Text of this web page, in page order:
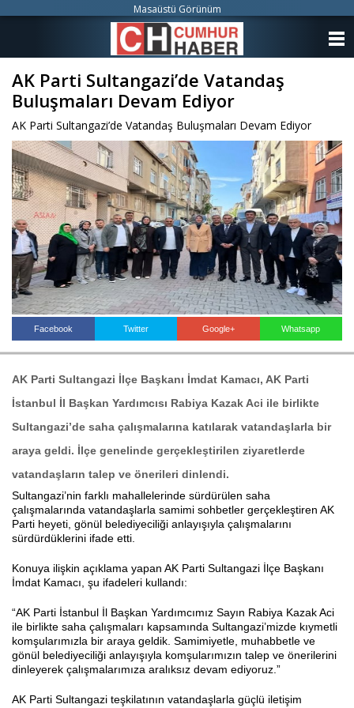
AK Parti Sultangazi’de Vatandaş
Buluşmaları Devam Ediyor
AK Parti Sultangazi’de Vatandaş Buluşmaları Devam Ediyor
Facebook Twitter Google+ Whatsapp
AK Parti Sultangazi İlçe Başkanı İmdat Kamacı, AK Parti
İstanbul İl Başkan Yardımcısı Rabiya Kazak Aci ile birlikte
Sultangazi’de saha çalışmalarına katılarak vatandaşlarla bir
araya geldi. İlçe genelinde gerçekleştirilen ziyaretlerde
vatandaşların talep ve önerileri dinlendi.
Sultangazi’nin farklı mahallelerinde sürdürülen saha
çalışmalarında vatandaşlarla samimi sohbetler gerçekleştiren AK
Parti heyeti, gönül belediyeciliği anlayışıyla çalışmalarını
sürdürdüklerini ifade etti.
Konuya ilişkin açıklama yapan AK Parti Sultangazi İlçe Başkanı
İmdat Kamacı, şu ifadeleri kullandı:
“AK Parti İstanbul İl Başkan Yardımcımız Sayın Rabiya Kazak Aci
ile birlikte saha çalışmaları kapsamında Sultangazi’mizde kıymetli
komşularımızla bir araya geldik. Samimiyetle, muhabbetle ve
gönül belediyeciliği anlayışıyla komşularımızın talep ve önerilerini
dinleyerek çalışmalarımıza aralıksız devam ediyoruz.”
AK Parti Sultangazi teşkilatının vatandaşlarla güçlü iletişim
Masaüstü Görünüm
KATEGORİLER
ANKETLER
FOTO GALERİ
VİDEO GALERİ
KÜNYE
İLETİŞİM
Haberin Doğru Adresi.